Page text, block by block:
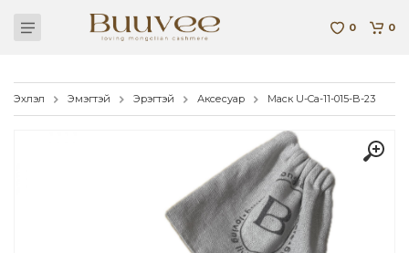
0 0
Эхлэл Эмэгтэй Эрэгтэй Аксесуар Маск U-Ca-11-015-B-23